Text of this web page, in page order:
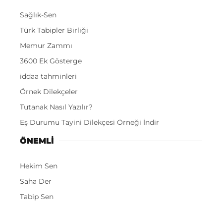
Sağlık-Sen
Türk Tabipler Birliği
Memur Zammı
3600 Ek Gösterge
iddaa tahminleri
Örnek Dilekçeler
Tutanak Nasıl Yazılır?
Eş Durumu Tayini Dilekçesi Örneği İndir
ÖNEMLI
Hekim Sen
Saha Der
Tabip Sen